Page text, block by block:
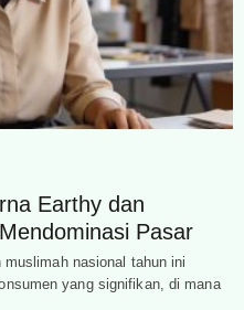
Earthy dan
Pasar
nasional tahun ini
yang signifikan, di mana